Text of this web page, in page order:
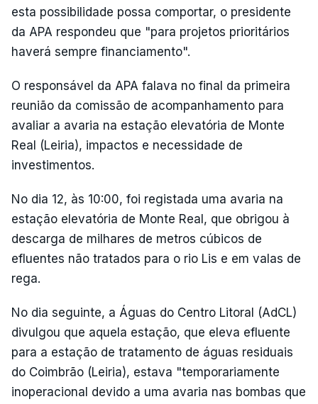
esta possibilidade possa comportar, o presidente
da APA respondeu que "para projetos prioritários
haverá sempre financiamento".
O responsável da APA falava no final da primeira
reunião da comissão de acompanhamento para
avaliar a avaria na estação elevatória de Monte
Real (Leiria), impactos e necessidade de
investimentos.
No dia 12, às 10:00, foi registada uma avaria na
estação elevatória de Monte Real, que obrigou à
descarga de milhares de metros cúbicos de
efluentes não tratados para o rio Lis e em valas de
rega.
No dia seguinte, a Águas do Centro Litoral (AdCL)
divulgou que aquela estação, que eleva efluente
para a estação de tratamento de águas residuais
do Coimbrão (Leiria), estava "temporariamente
inoperacional devido a uma avaria nas bombas que